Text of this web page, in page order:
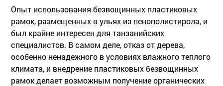
Опыт использования безвощинных пластиковых
рамок, размещенных в ульях из пенополистирола, и
был крайне интересен для танзанийских
специалистов. В самом деле, отказ от дерева,
особенно ненадежного в условиях влажного теплого
климата, и внедрение пластиковых безвощинных
рамок делает возможным получение органических